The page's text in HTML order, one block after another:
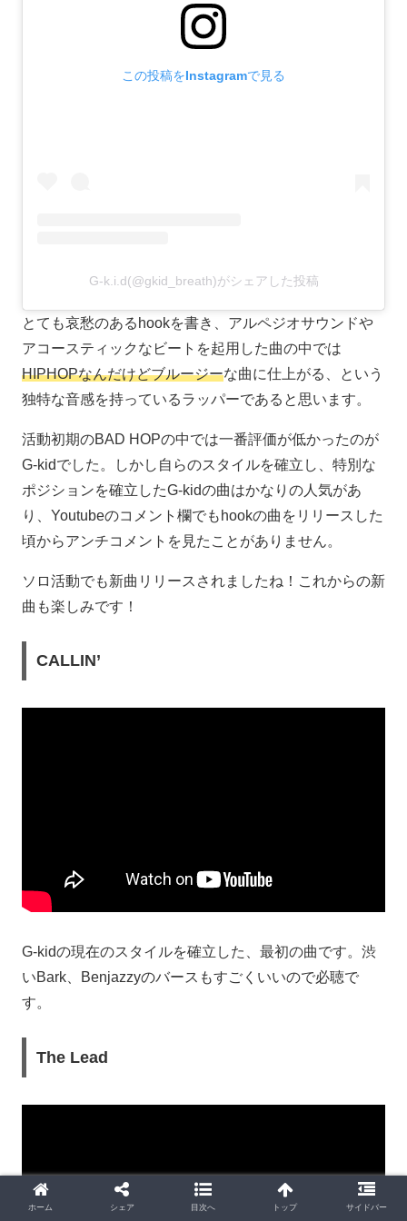
この投稿をInstagramで見る
G-k.i.d(@gkid_breath)がシェアした投稿
とても哀愁のあるhookを書き、アルペジオサウンドや
アコースティックなビートを起用した曲の中では
HIPHOPなんだけどブルージーな曲に仕上がる、という
独特な音感を持っているラッパーであると思います。
活動初期のBAD HOPの中では一番評価が低かったのが
G-kidでした。しかし自らのスタイルを確立し、特別な
ポジションを確立したG-kidの曲はかなりの人気があ
り、Youtubeのコメント欄でもhookの曲をリリースした
頃からアンチコメントを見たことがありません。
ソロ活動でも新曲リリースされましたね！これからの新
曲も楽しみです！
CALLIN’
G-kidの現在のスタイルを確立した、最初の曲です。渋
いBark、Benjazzyのバースもすごくいいので必聴で
す。
The Lead
ホーム シェア 目次へ トップ サイドバー